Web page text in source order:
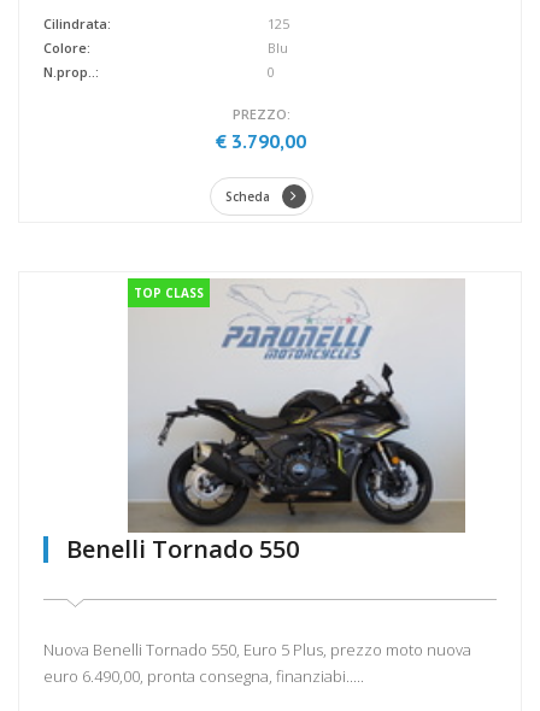
Cilindrata:
Colore:
N.prop..:
125
Blu
0
PREZZO:
€ 3.790,00
Scheda
TOP CLASS
Benelli Tornado 550
Nuova Benelli Tornado 550, Euro 5 Plus, prezzo moto nuova
euro 6.490,00, pronta consegna, finanziabi.....